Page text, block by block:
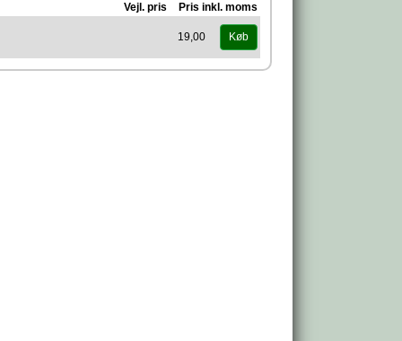
Vejl. pris Pris inkl. moms
19,00 Køb